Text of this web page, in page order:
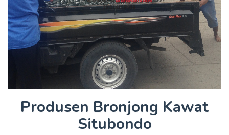
Produsen Bronjong Kawat
Situbondo